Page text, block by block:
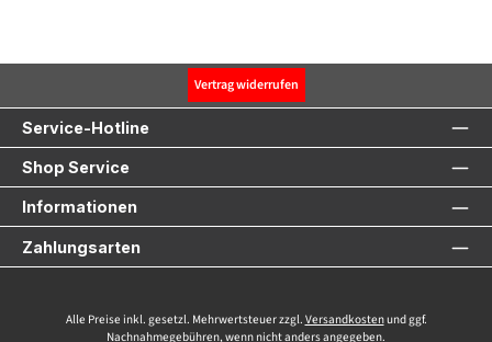
Vertrag widerrufen
Service-Hotline
Shop Service
Informationen
Zahlungsarten
Alle Preise inkl. gesetzl. Mehrwertsteuer zzgl. Versandkostenund ggf.
Nachnahmegebühren, wenn nicht anders angegeben.